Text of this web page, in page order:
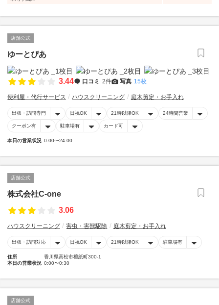
店舗公式
ゆーとぴあ
3.44 口コミ 2件 写真 15枚
便利屋・代行サービス ハウスクリーニング 庭木剪定・お手入れ
出張・訪問専門 日祝OK 21時以降OK 24時間営業
クーポン有 駐車場有 カード可
本日の営業状況 0:00〜24:00
店舗公式
株式会社C-one
3.06
ハウスクリーニング 害虫・害獣駆除 庭木剪定・お手入れ
出張・訪問対応 日祝OK 21時以降OK 駐車場有
住所
香川県高松市檀紙町300-1
本日の営業状況 0:00〜0:30
店舗公式